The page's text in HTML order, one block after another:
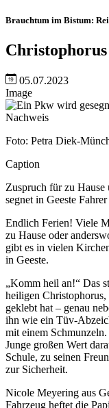
Brauchtum im Bistum:
05.07.2023
Image
Nachweis
Foto: Petra Diek-
Caption
Zuspruch für zu Hause
segnet in Geeste
Endlich Ferien! Viele
zu Hause oder
gibt es in vielen
in Geeste.
„Komm heil an!“ Das
heiligen Christophorus,
geklebt hat – genau
ihn wie ein Tüv-
mit einem
Junge großen Wert
Schule, zu seinen
zur Sicherheit.
Nicole Meyering aus
Fahrzeug heftet die